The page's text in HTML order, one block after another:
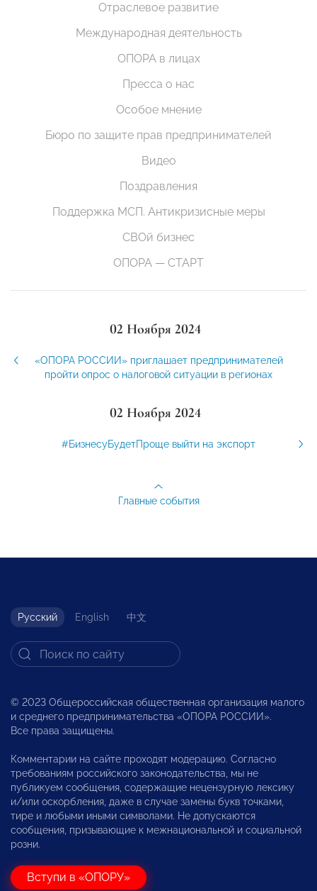
Отраслевое развитие
Международная деятельность
ОПОРА в лицах
Пресса о нас
Особое мнение
Бюро по защите прав предпринимателей
Видео
Поздравления
Поддержка МСП. Антикризисные меры
СВОй бизнес
ОПОРА — СТАРТ
02 Ноября 2024
«ОПОРА РОССИИ» приглашает предпринимателей
пройти опрос о налоговой ситуации в регионах
02 Ноября 2024
#БизнесуБудетПроще выйти на экспорт
Главные события
Русский English 中文
© 2023 Общероссийская общественная организация малого
и среднего предпринимательства «ОПОРА РОССИИ».
Все права защищены.
Комментарии на сайте проходят модерацию. Согласно
требованиям российского законодательства, мы не
публикуем сообщения, содержащие нецензурную лексику
и/или оскорбления, даже в случае замены букв точками,
тире и любыми иными символами. Не допускаются
сообщения, призывающие к межнациональной и социальной
розни.
Вступи в «ОПОРУ»